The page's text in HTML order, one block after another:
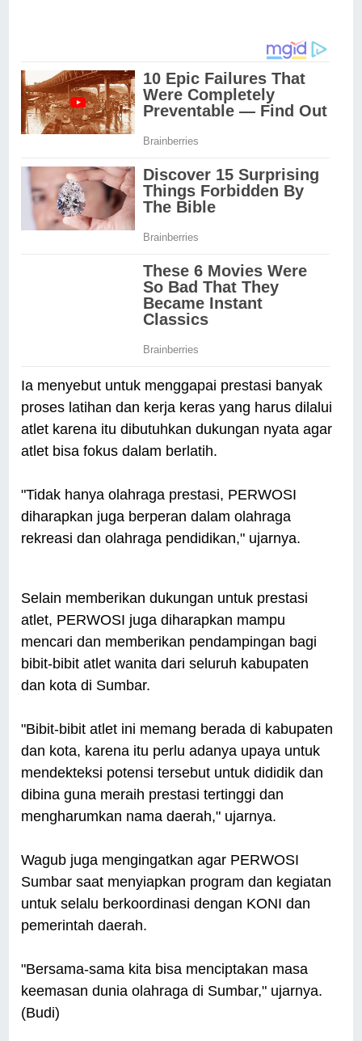
Ia menyebut untuk menggapai prestasi banyak
proses latihan dan kerja keras yang harus dilalui
atlet karena itu dibutuhkan dukungan nyata agar
atlet bisa fokus dalam berlatih.
"Tidak hanya olahraga prestasi, PERWOSI
diharapkan juga berperan dalam olahraga
rekreasi dan olahraga pendidikan," ujarnya.
Selain memberikan dukungan untuk prestasi
atlet, PERWOSI juga diharapkan mampu
mencari dan memberikan pendampingan bagi
bibit-bibit atlet wanita dari seluruh kabupaten
dan kota di Sumbar.
"Bibit-bibit atlet ini memang berada di kabupaten
dan kota, karena itu perlu adanya upaya untuk
mendekteksi potensi tersebut untuk dididik dan
dibina guna meraih prestasi tertinggi dan
mengharumkan nama daerah," ujarnya.
Wagub juga mengingatkan agar PERWOSI
Sumbar saat menyiapkan program dan kegiatan
untuk selalu berkoordinasi dengan KONI dan
pemerintah daerah.
"Bersama-sama kita bisa menciptakan masa
keemasan dunia olahraga di Sumbar," ujarnya.
(Budi)